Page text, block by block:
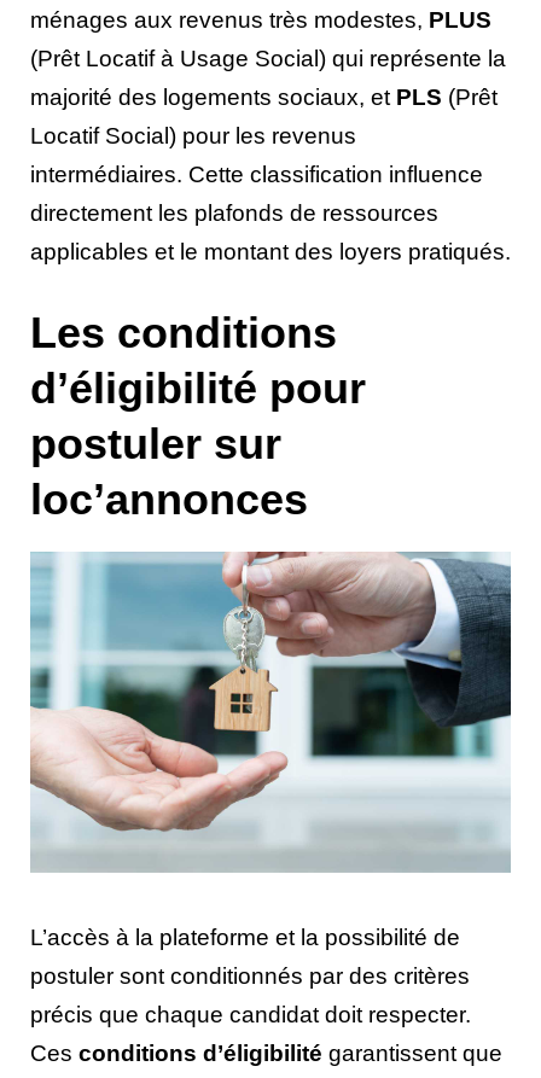
ménages aux revenus très modestes, PLUS
(Prêt Locatif à Usage Social) qui représente la
majorité des logements sociaux, et PLS (Prêt
Locatif Social) pour les revenus
intermédiaires. Cette classification influence
directement les plafonds de ressources
applicables et le montant des loyers pratiqués.
Les conditions
d’éligibilité pour
postuler sur
loc’annonces
L’accès à la plateforme et la possibilité de
postuler sont conditionnés par des critères
précis que chaque candidat doit respecter.
Ces conditions d’éligibilité garantissent que